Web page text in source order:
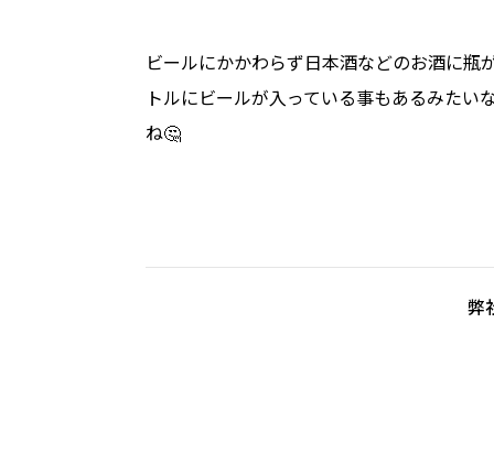
ビールにかかわらず日本酒などのお酒に
トルにビールが入っている事もあるみた
ね🤔
弊